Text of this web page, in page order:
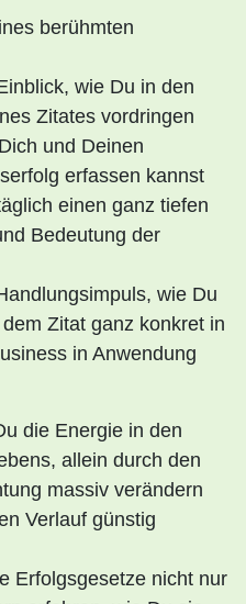
berühmten
wie Du in den
Zitates vordringen
und Deinen
erfassen kannst
einen ganz tiefen
Bedeutung der
wie Du
Zitat ganz konkret in
in Anwendung
die Energie in den
allein durch den
massiv verändern
Verlauf günstig
Erfolgsgesetze nicht nur